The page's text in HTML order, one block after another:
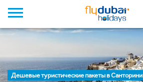
Дешевые туристические пакеты в Санторини